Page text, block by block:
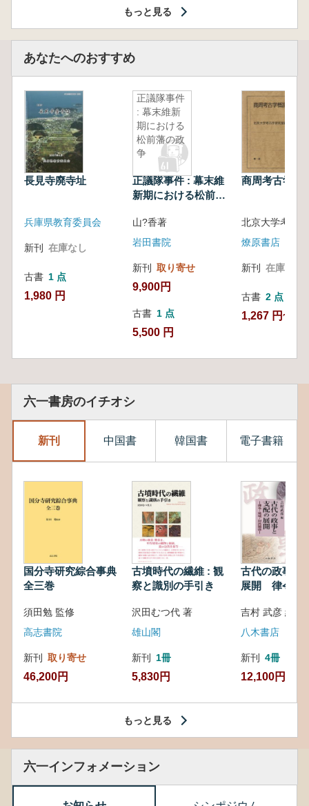
もっと見る
あなたへのおすすめ
長見寺廃寺址
兵庫県教育委員会
新刊 在庫なし
古書 1 点
1,980 円
正議隊事件
: 幕末維新
期における
松前藩の政
争
正議隊事件 : 幕末維
新期における松前藩
山?香著
岩田書院
新刊 取り寄せ
9,900円
古書 1 点
5,500 円
商周考古学概
燎原書店
新刊 在庫なし
古書 2 点
1,267 円~
六一書房のイチオシ
新刊 中国書 韓国書 電子書籍
国分寺研究綜合事典
全三巻
須田勉 監修
高志書院
新刊 取り寄せ
46,200円
古墳時代の繊維 : 観
察と識別の手引き
沢田むつ代 著
雄山閣
新刊 1冊
5,830円
古代の政事と
展開 律令・
吉村 武彦 編集
八木書店
新刊 4冊
12,100円
もっと見る
六一インフォメーション